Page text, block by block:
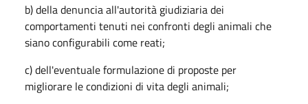
b) della denuncia all'autorità giudiziaria dei
comportamenti tenuti nei confronti degli animali che
siano configurabili come reati;
c) dell'eventuale formulazione di proposte per
migliorare le condizioni di vita degli animali;